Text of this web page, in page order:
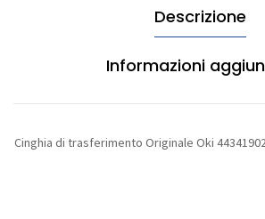
Descrizione
Informazioni
Cinghia di trasferimento Originale Oki